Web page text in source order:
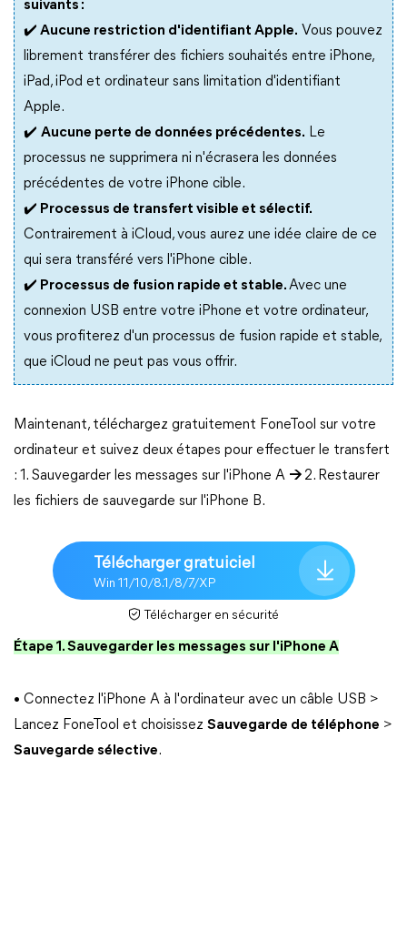
suivants :
✔️ Aucune restriction d'identifiant Apple. Vous pouvez
librement transférer des fichiers souhaités entre iPhone,
iPad, iPod et ordinateur sans limitation d'identifiant
Apple.
✔️ Aucune perte de données précédentes. Le
processus ne supprimera ni n'écrasera les données
précédentes de votre iPhone cible.
✔️ Processus de transfert visible et sélectif.
Contrairement à iCloud, vous aurez une idée claire de ce
qui sera transféré vers l'iPhone cible.
✔️ Processus de fusion rapide et stable.Avec une
connexion USB entre votre iPhone et votre ordinateur,
vous profiterez d'un processus de fusion rapide et stable,
que iCloud ne peut pas vous offrir.
Maintenant, téléchargez gratuitement FoneTool sur votre
ordinateur et suivez deux étapes pour effectuer le transfert
: 1. Sauvegarder les messages sur l'iPhone A → 2. Restaurer
les fichiers de sauvegarde sur l'iPhone B.
Télécharger gratuiciel
Win 11/10/8.1/8/7/XP
Télécharger en sécurité
Étape 1. Sauvegarder les messages sur l'iPhone A
• Connectez l'iPhone A à l'ordinateur avec un câble USB >
Lancez FoneTool et choisissez Sauvegarde de téléphone >
Sauvegarde sélective.